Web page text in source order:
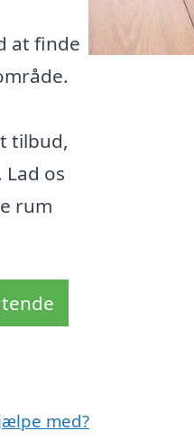
at finde
tilbud,
os
rum
med?